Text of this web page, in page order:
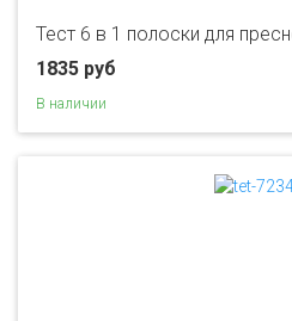
Тест 6 в 1 полоски для
1835 руб
В наличии